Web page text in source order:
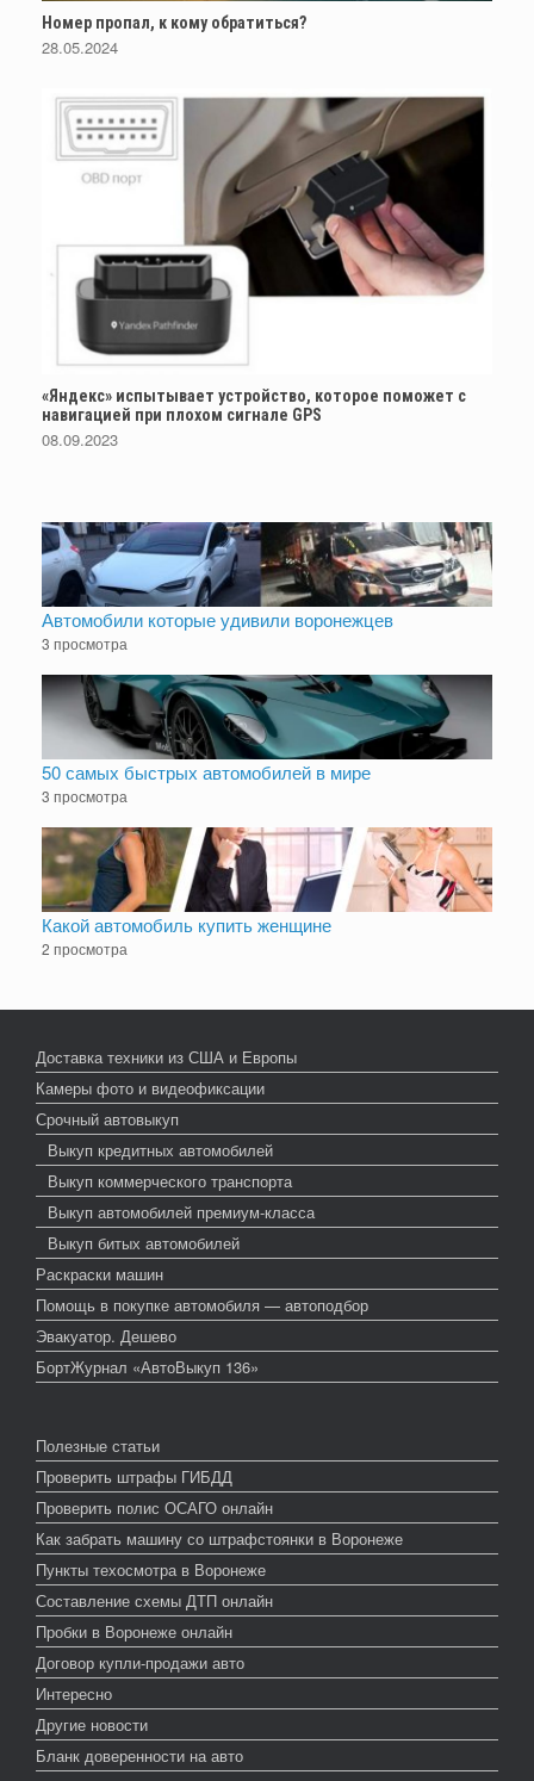
Номер пропал, к кому обратиться?
28.05.2024
«Яндекс» испытывает устройство, которое поможет с
навигацией при плохом сигнале GPS
08.09.2023
Автомобили которые удивили воронежцев
3 просмотра
50 самых быстрых автомобилей в мире
3 просмотра
Какой автомобиль купить женщине
2 просмотра
Доставка техники из США и Европы
Камеры фото и видеофиксации
Срочный автовыкуп
Выкуп кредитных автомобилей
Выкуп коммерческого транспорта
Выкуп автомобилей премиум-класса
Выкуп битых автомобилей
Раскраски машин
Помощь в покупке автомобиля — автоподбор
Эвакуатор. Дешево
БортЖурнал «АвтоВыкуп 136»
Полезные статьи
Проверить штрафы ГИБДД
Проверить полис ОСАГО онлайн
Как забрать машину со штрафстоянки в Воронеже
Пункты техосмотра в Воронеже
Составление схемы ДТП онлайн
Пробки в Воронеже онлайн
Договор купли-продажи авто
Интересно
Другие новости
Бланк доверенности на авто